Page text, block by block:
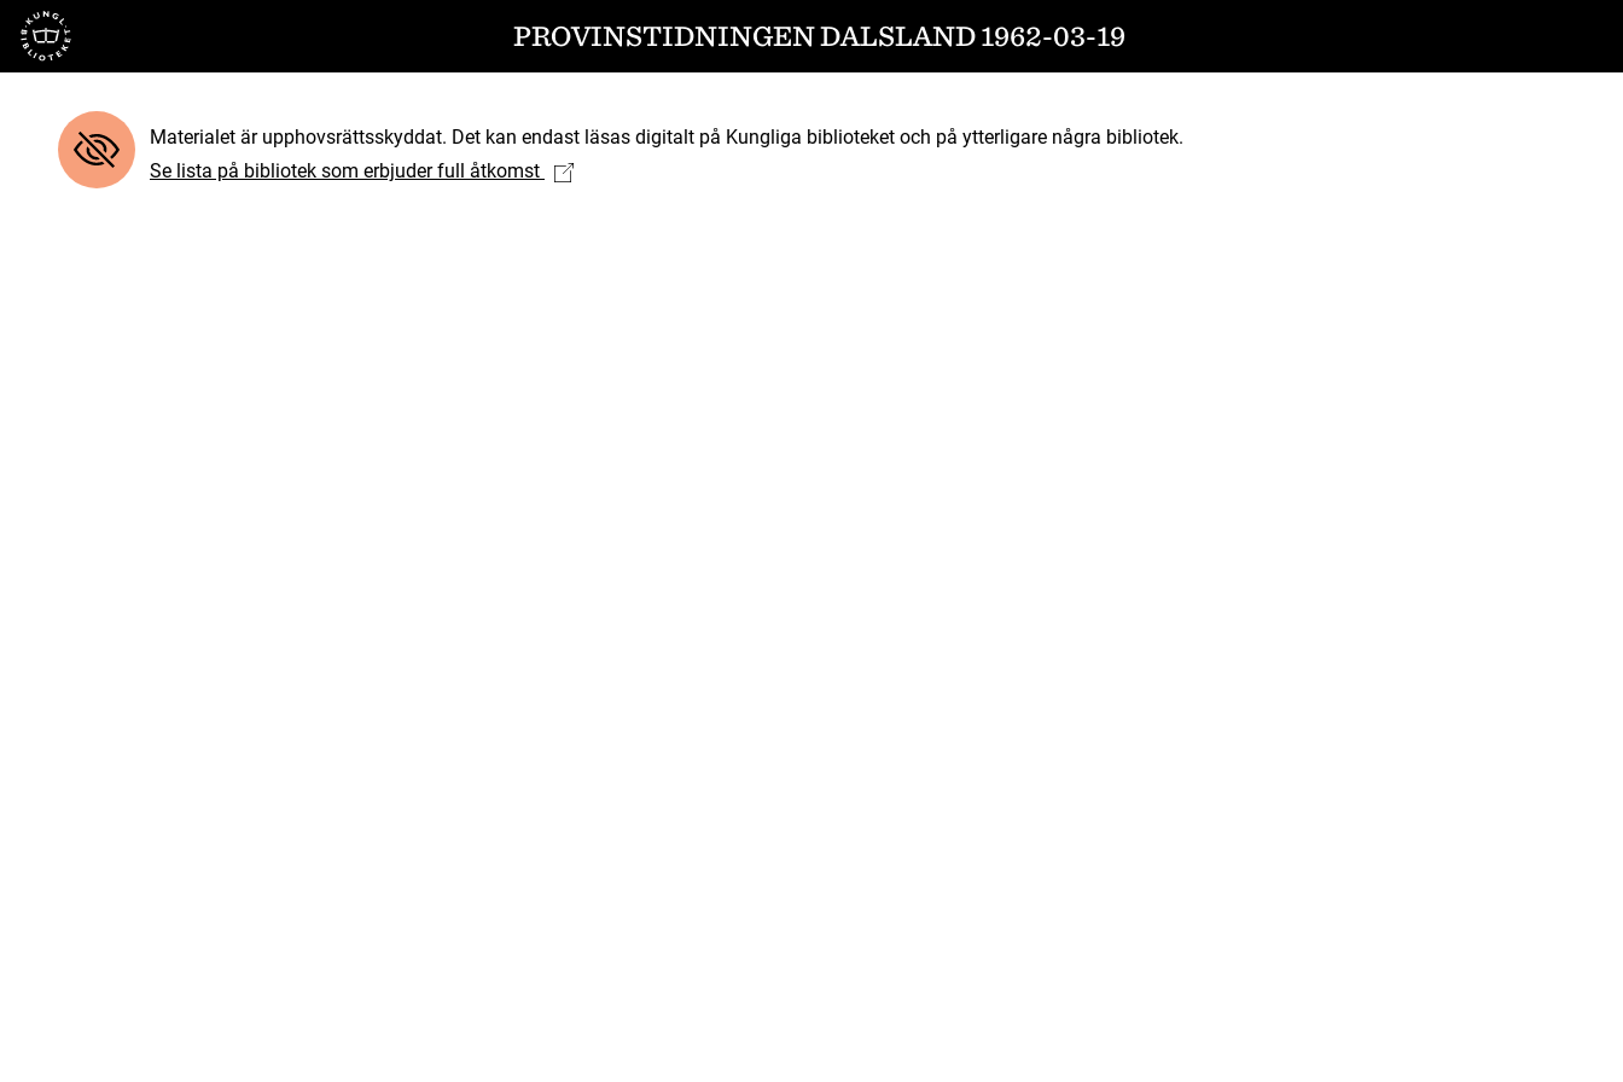
Till startsidan PROVINSTIDNINGEN DALSLAND 1962-03-19
Materialet är upphovsrättsskyddat. Det kan endast läsas digitalt på Kungliga biblioteket och på ytterligare några bibliotek.
Se lista på bibliotek som erbjuder full åtkomst